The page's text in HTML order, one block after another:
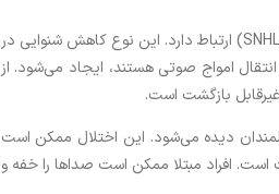
دیابت، به‌ویژه دیابت نوع ۲، با نوعی از کاهش شنوایی به نام کاهش شنوایی حسی-عصبی (SNHL) ارتباط دارد. این نوع کاهش شنوایی در
امواج صوتی هستند، ایجاد می‌شود. از
بازگشت است.
دیده می‌شود. این اختلال ممکن است
افراد مبتلا ممکن است صداها را خفه و